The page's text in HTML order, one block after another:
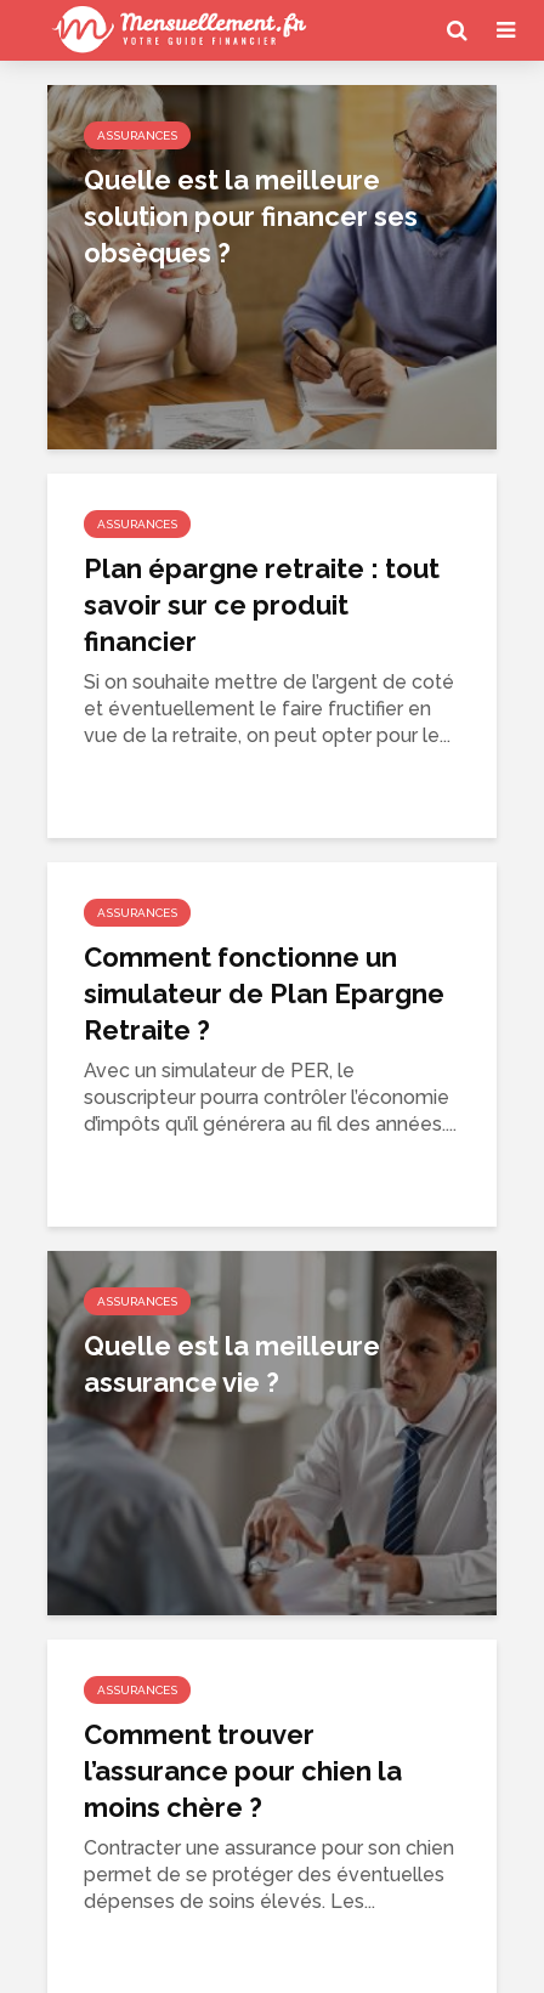
ASSURANCES
Quelle est la meilleure
solution pour financer ses
obsèques ?
ASSURANCES
Plan épargne retraite : tout
savoir sur ce produit
financier
Si on souhaite mettre de l’argent de coté
et éventuellement le faire fructifier en
vue de la retraite, on peut opter pour le...
ASSURANCES
Comment fonctionne un
simulateur de Plan Epargne
Retraite ?
Avec un simulateur de PER, le
souscripteur pourra contrôler l’économie
d’impôts qu’il générera au fil des années....
ASSURANCES
Quelle est la meilleure
assurance vie ?
ASSURANCES
Comment trouver
l’assurance pour chien la
moins chère ?
Contracter une assurance pour son chien
permet de se protéger des éventuelles
dépenses de soins élevés. Les...